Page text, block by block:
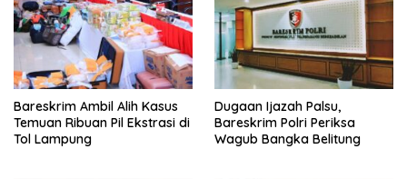
Bareskrim Ambil Alih Kasus
Temuan Ribuan Pil Ekstrasi di
Tol Lampung
Dugaan Ijazah Palsu,
Bareskrim Polri Periksa
Wagub Bangka Belitung